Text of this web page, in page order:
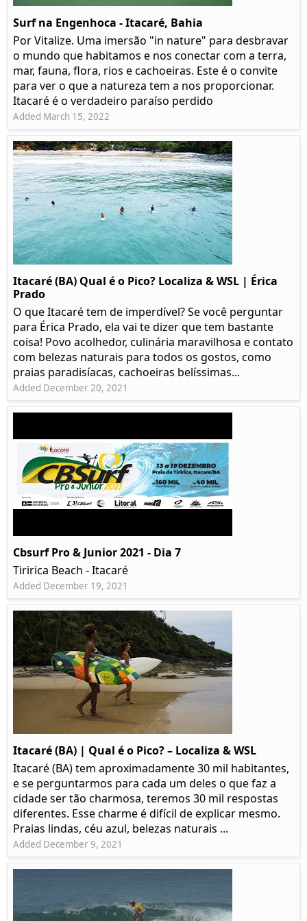
Surf na Engenhoca - Itacaré, Bahia
Por Vitalize. Uma imersão "in nature" para desbravar
o mundo que habitamos e nos conectar com a terra,
mar, fauna, flora, rios e cachoeiras. Este é o convite
para ver o que a natureza tem a nos proporcionar.
Itacaré é o verdadeiro paraíso perdido
Added March 15, 2022
Itacaré (BA) Qual é o Pico? Localiza & WSL | Érica
Prado​
O que Itacaré tem de imperdível? Se você perguntar
para Érica Prado, ela vai te dizer que tem bastante
coisa!​ Povo acolhedor, culinária maravilhosa e contato
com belezas naturais para todos os gostos, como
praias paradisíacas, cachoeiras belíssimas...
Added December 20, 2021
Cbsurf Pro & Junior 2021 - Dia 7
Tiririca Beach - Itacaré
Added December 19, 2021
Itacaré (BA) | Qual é o Pico? – Localiza & WSL​​
Itacaré (BA) tem aproximadamente 30 mil habitantes,
e se perguntarmos para cada um deles o que faz a
cidade ser tão charmosa, teremos 30 mil respostas
diferentes. Esse charme é difícil de explicar mesmo.
Praias lindas, céu azul, belezas naturais ...
Added December 9, 2021